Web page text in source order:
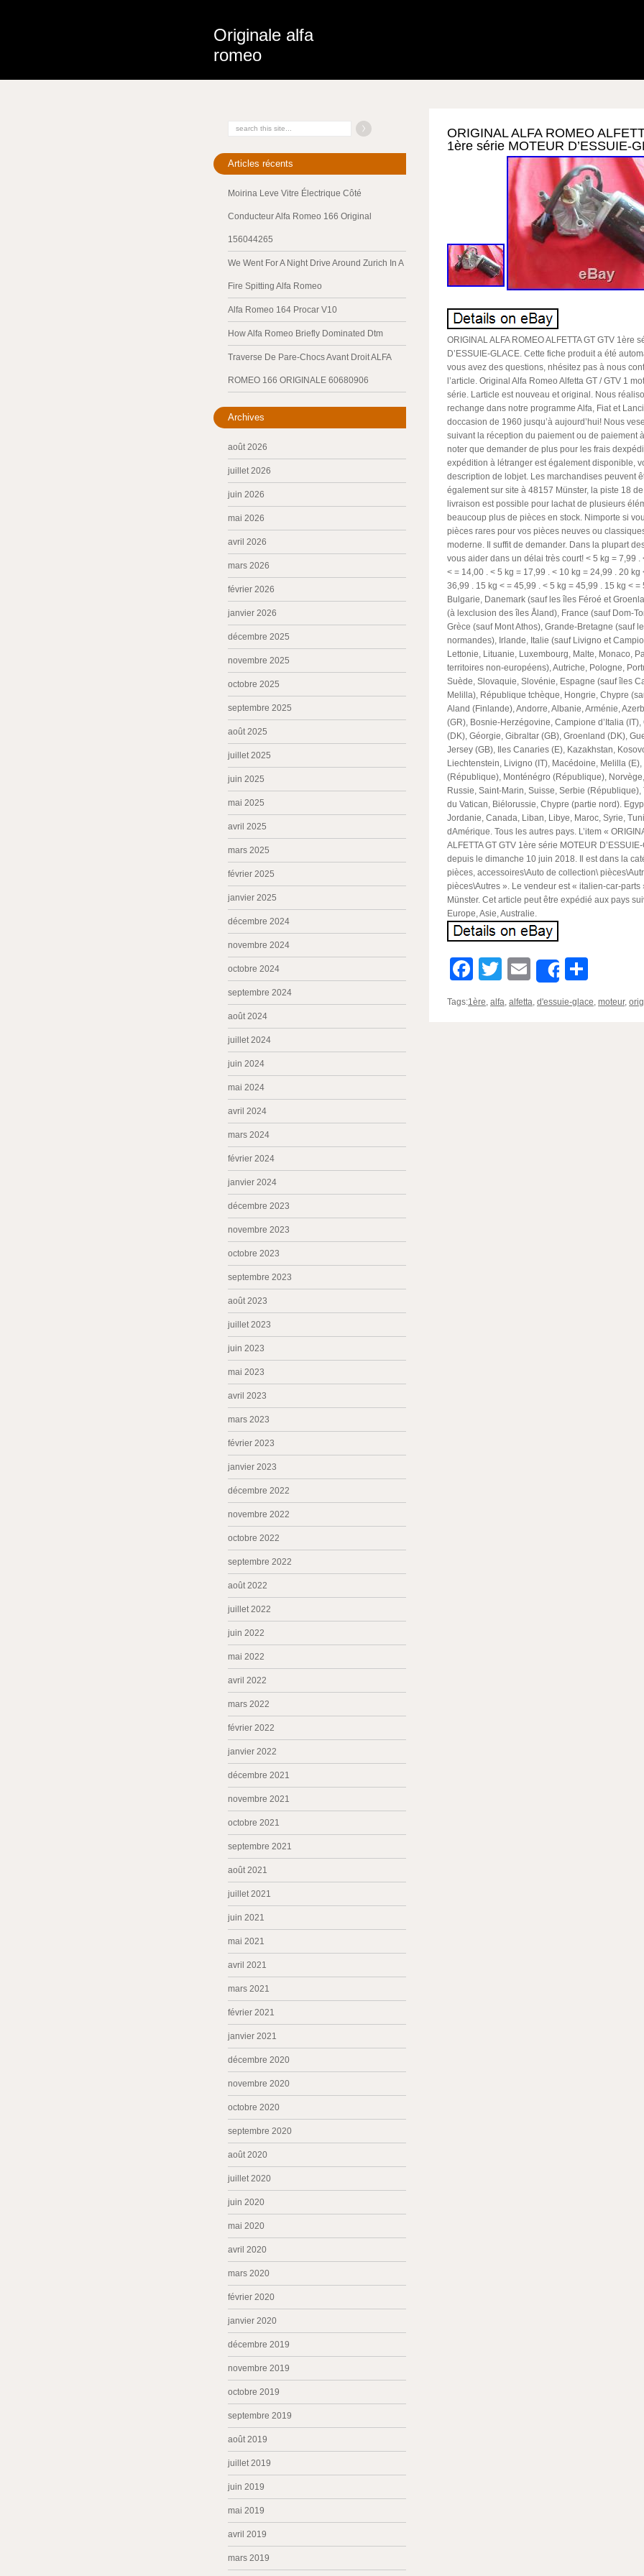
Originale alfa
romeo
ORIGINAL ALFA ROMEO
1ère série MOTEUR D’ESSUIE-
ORIGINAL ALFA ROMEO ALFETTA GT GTV 1ère
D’ESSUIE-GLACE. Cette fiche produit a été
vous avez des questions, nhésitez pas à nous
l’article. Original Alfa Romeo Alfetta GT / GTV 1
série. Larticle est nouveau et original. Nous
rechange dans notre programme Alfa, Fiat et
doccasion de 1960 jusqu’à aujourd’hui! Nous
suivant la réception du paiement ou de paiement
noter que demander de plus pour les frais
expédition à létranger est également disponible,
description de lobjet. Les marchandises peuvent
également sur site à 48157 Münster, la piste 18
livraison est possible pour lachat de plusieurs
beaucoup plus de pièces en stock. Nimporte si
pièces rares pour vos pièces neuves ou
moderne. Il suffit de demander. Dans la plupart
vous aider dans un délai très court! < 5 kg = 7,99 .
< = 14,00 . < 5 kg = 17,99 . < 10 kg = 24,99 . 20 kg
36,99 . 15 kg < = 45,99 . < 5 kg = 45,99 . 15 kg < =
Bulgarie, Danemark (sauf les îles Féroé et
(à lexclusion des îles Åland), France (sauf Dom-
Grèce (sauf Mont Athos), Grande-Bretagne (sauf
normandes), Irlande, Italie (sauf Livigno et
Lettonie, Lituanie, Luxembourg, Malte, Monaco,
territoires non-européens), Autriche, Pologne,
Suède, Slovaquie, Slovénie, Espagne (sauf îles
Melilla), République tchèque, Hongrie, Chypre
Aland (Finlande), Andorre, Albanie, Arménie,
(GR), Bosnie-Herzégovine, Campione d’Italia
(DK), Géorgie, Gibraltar (GB), Groenland (DK),
Jersey (GB), Iles Canaries (E), Kazakhstan,
Liechtenstein, Livigno (IT), Macédoine, Melilla
(République), Monténégro (République),
Russie, Saint-Marin, Suisse, Serbie (République),
du Vatican, Biélorussie, Chypre (partie nord).
Jordanie, Canada, Liban, Libye, Maroc, Syrie,
dAmérique. Tous les autres pays. L’item «
ALFETTA GT GTV 1ère série MOTEUR
depuis le dimanche 10 juin 2018. Il est dans la
pièces, accessoires\Auto de collection\
pièces\Autres ». Le vendeur est « italien-car-parts
Münster. Cet article peut être expédié aux pays
Europe, Asie, Australie.
Facebook
TwitterEmailShare
Tags:1ère, alfa, alfetta, d'essuie-glace, moteur,
Articles récents
Moirina Leve Vitre Électrique Côté
Conducteur Alfa Romeo 166 Original
156044265
We Went For A Night Drive Around Zurich In A
Fire Spitting Alfa Romeo
Alfa Romeo 164 Procar V10
How Alfa Romeo Briefly Dominated Dtm
Traverse De Pare-Chocs Avant Droit ALFA
ROMEO 166 ORIGINALE 60680906
Archives
août 2026
juillet 2026
juin 2026
mai 2026
avril 2026
mars 2026
février 2026
janvier 2026
décembre 2025
novembre 2025
octobre 2025
septembre 2025
août 2025
juillet 2025
juin 2025
mai 2025
avril 2025
mars 2025
février 2025
janvier 2025
décembre 2024
novembre 2024
octobre 2024
septembre 2024
août 2024
juillet 2024
juin 2024
mai 2024
avril 2024
mars 2024
février 2024
janvier 2024
décembre 2023
novembre 2023
octobre 2023
septembre 2023
août 2023
juillet 2023
juin 2023
mai 2023
avril 2023
mars 2023
février 2023
janvier 2023
décembre 2022
novembre 2022
octobre 2022
septembre 2022
août 2022
juillet 2022
juin 2022
mai 2022
avril 2022
mars 2022
février 2022
janvier 2022
décembre 2021
novembre 2021
octobre 2021
septembre 2021
août 2021
juillet 2021
juin 2021
mai 2021
avril 2021
mars 2021
février 2021
janvier 2021
décembre 2020
novembre 2020
octobre 2020
septembre 2020
août 2020
juillet 2020
juin 2020
mai 2020
avril 2020
mars 2020
février 2020
janvier 2020
décembre 2019
novembre 2019
octobre 2019
septembre 2019
août 2019
juillet 2019
juin 2019
mai 2019
avril 2019
mars 2019